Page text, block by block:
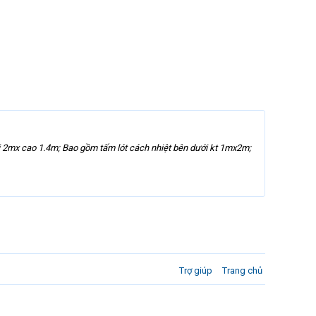
cao 1.4m; Bao gồm tấm lót cách nhiệt bên dưới kt 1mx2m;
Trợ giúp Trang chủ